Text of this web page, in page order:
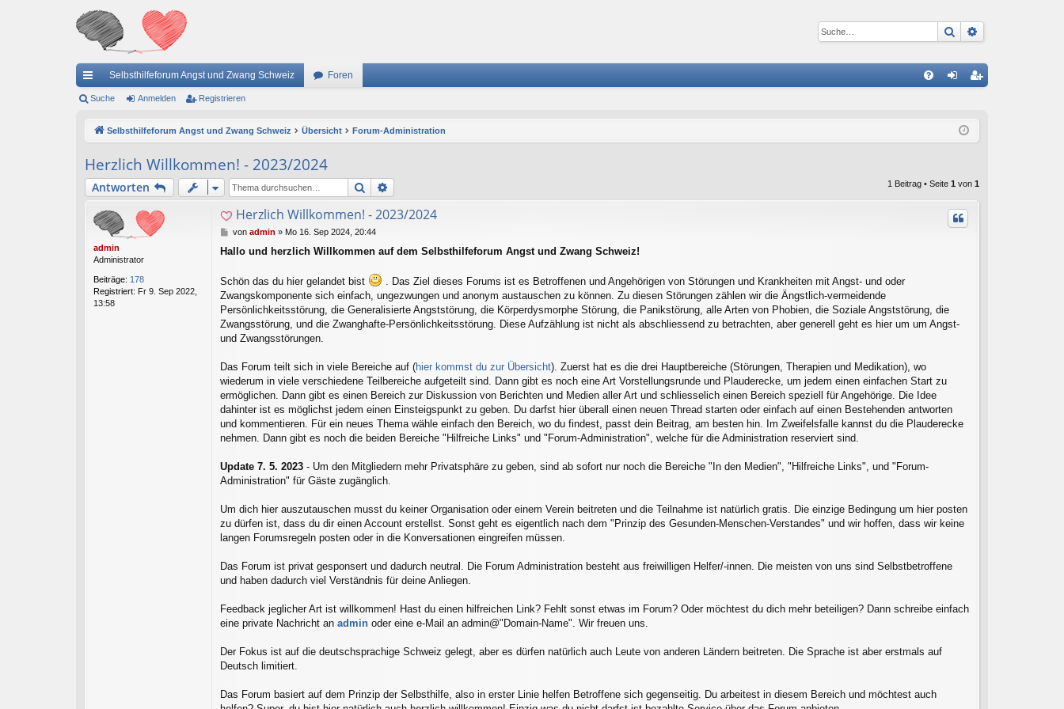
Suche
ch
ug
riff
Selbsthilfeforum Angst und Zwang Schweiz Foren
ist
Suche Anmelden Registrieren
Selbsthilfeforum Angst und Zwang Schweiz Übersicht Forum-Administration
Herzlich Willkommen! - 2023/2024
Antworten Suche 1 Beitrag • Seite 1 von 1
admin
Administrator
Beiträge: 178
Registriert: Fr 9. Sep 2022,
13:58
Herzlich Willkommen! - 2023/2024
B
i
r
g
von admin » Mo 16. Sep 2024, 20:44
Hallo und herzlich Willkommen auf dem Selbsthilfeforum Angst und Zwang Schweiz!
Schön das du hier gelandet bist
. Das Ziel dieses Forums ist es Betroffenen und Angehörigen von Störungen und Krankheiten mit Angst- und oder
Zwangskomponente sich einfach, ungezwungen und anonym austauschen zu können. Zu diesen Störungen zählen wir die Ängstlich-vermeidende
Persönlichkeitsstörung, die Generalisierte Angststörung, die Körperdysmorphe Störung, die Panikstörung, alle Arten von Phobien, die Soziale Angststörung, die
Zwangsstörung, und die Zwanghafte-Persönlichkeitsstörung. Diese Aufzählung ist nicht als abschliessend zu betrachten, aber generell geht es hier um um Angst-
und Zwangsstörungen.
Das Forum teilt sich in viele Bereiche auf (hier kommst du zur Übersicht). Zuerst hat es die drei Hauptbereiche (Störungen, Therapien und Medikation), wo
wiederum in viele verschiedene Teilbereiche aufgeteilt sind. Dann gibt es noch eine Art Vorstellungsrunde und Plauderecke, um jedem einen einfachen Start zu
ermöglichen. Dann gibt es einen Bereich zur Diskussion von Berichten und Medien aller Art und schliesselich einen Bereich speziell für Angehörige. Die Idee
dahinter ist es möglichst jedem einen Einsteigspunkt zu geben. Du darfst hier überall einen neuen Thread starten oder einfach auf einen Bestehenden antworten
und kommentieren. Für ein neues Thema wähle einfach den Bereich, wo du findest, passt dein Beitrag, am besten hin. Im Zweifelsfalle kannst du die Plauderecke
nehmen. Dann gibt es noch die beiden Bereiche "Hilfreiche Links" und "Forum-Administration", welche für die Administration reserviert sind.
Update 7. 5. 2023 - Um den Mitgliedern mehr Privatsphäre zu geben, sind ab sofort nur noch die Bereiche "In den Medien", "Hilfreiche Links", und "Forum-
Administration" für Gäste zugänglich.
Um dich hier auszutauschen musst du keiner Organisation oder einem Verein beitreten und die Teilnahme ist natürlich gratis. Die einzige Bedingung um hier posten
zu dürfen ist, dass du dir einen Account erstellst. Sonst geht es eigentlich nach dem "Prinzip des Gesunden-Menschen-Verstandes" und wir hoffen, dass wir keine
langen Forumsregeln posten oder in die Konversationen eingreifen müssen.
Das Forum ist privat gesponsert und dadurch neutral. Die Forum Administration besteht aus freiwilligen Helfer/-innen. Die meisten von uns sind Selbstbetroffene
und haben dadurch viel Verständnis für deine Anliegen.
Feedback jeglicher Art ist willkommen! Hast du einen hilfreichen Link? Fehlt sonst etwas im Forum? Oder möchtest du dich mehr beteiligen? Dann schreibe einfach
eine private Nachricht an admin oder eine e-Mail an admin@"Domain-Name". Wir freuen uns.
Der Fokus ist auf die deutschsprachige Schweiz gelegt, aber es dürfen natürlich auch Leute von anderen Ländern beitreten. Die Sprache ist aber erstmals auf
Deutsch limitiert.
Das Forum basiert auf dem Prinzip der Selbsthilfe, also in erster Linie helfen Betroffene sich gegenseitig. Du arbeitest in diesem Bereich und möchtest auch